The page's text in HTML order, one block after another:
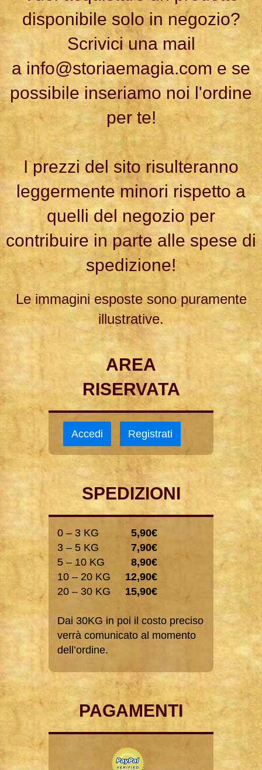
disponibile solo in negozio?
Scrivici una mail
ainfo@storiaemagia.come se
possibile inseriamo noi l'ordine
per te!
I prezzi del sito risulteranno
leggermente minori rispetto a
quelli del negozio per
contribuire in parte alle spese di
spedizione!
Le immagini esposte sono puramente
illustrative.
AREA
RISERVATA
Accedi Registrati
SPEDIZIONI
0 – 3 KG 5,90€
3 – 5 KG 7,90€
5 – 10 KG 8,90€
10 – 20 KG 12,90€
20 – 30 KG 15,90€
Dai 30KG in poi il costo preciso
verrà comunicato al momento
dell’ordine.
PAGAMENTI